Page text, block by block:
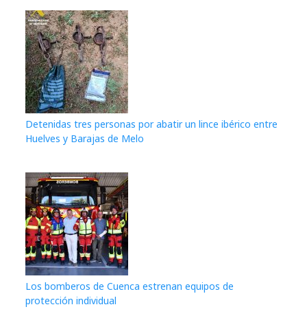
Detenidas tres personas por abatir un lince ibérico entre
Huelves y Barajas de Melo
Los bomberos de Cuenca estrenan equipos de
protección individual